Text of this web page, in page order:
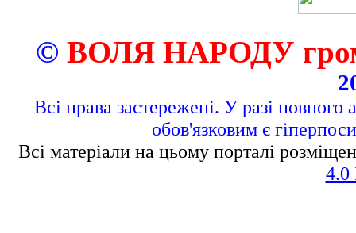
© ВОЛЯ НАРОДУ
Всі права застережені. У разі повного
обов'язковим є
Всі матеріали на цьому порталі
4.0